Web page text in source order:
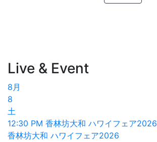
Live & Event
8月
8
土
12:30 PM 香林坊大和 ハワイフェア2026
香林坊大和 ハワイフェア2026